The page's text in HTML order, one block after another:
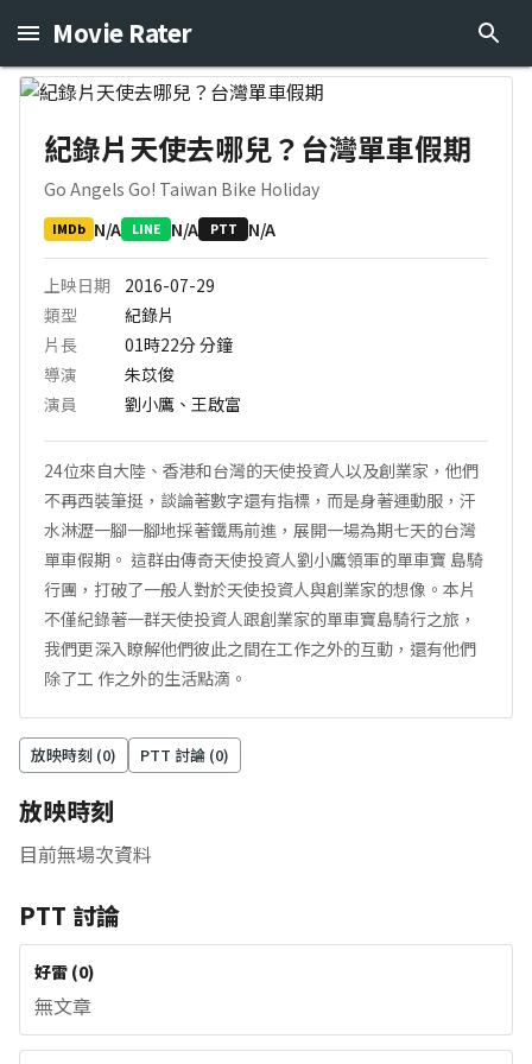
Movie Rater
紀錄片天使去哪兒？台灣單車假期
Go Angels Go! Taiwan Bike Holiday
IMDb N/A LINE N/A PTT N/A
上映日期
2016-07-29
類型
紀錄片
片長
01時22分分鐘
導演
朱苡俊
演員
劉小鷹、王啟富
24位來自大陸、香港和台灣的天使投資人以及創業家，他們
不再西裝筆挺，談論著數字還有指標，而是身著運動服，汗
水淋瀝一腳一腳地採著鐵馬前進，展開一場為期七天的台灣
單車假期。 這群由傳奇天使投資人劉小鷹領軍的單車寶 島騎
行團，打破了一般人對於天使投資人與創業家的想像。本片
不僅紀錄著一群天使投資人跟創業家的單車寶島騎行之旅，
我們更深入瞭解他們彼此之間在工作之外的互動，還有他們
除了工 作之外的生活點滴。
放映時刻 (0) PTT 討論 (0)
放映時刻
目前無場次資料
PTT 討論
好雷 (0)
無文章